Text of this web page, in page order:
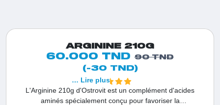
ARGININE 210G
60.000 TND 90 TND
(-30 TND)
L'Arginine 210g d'Ostrovit est un complément d'acides
aminés spécialement conçu pour favoriser la
… Lire plus